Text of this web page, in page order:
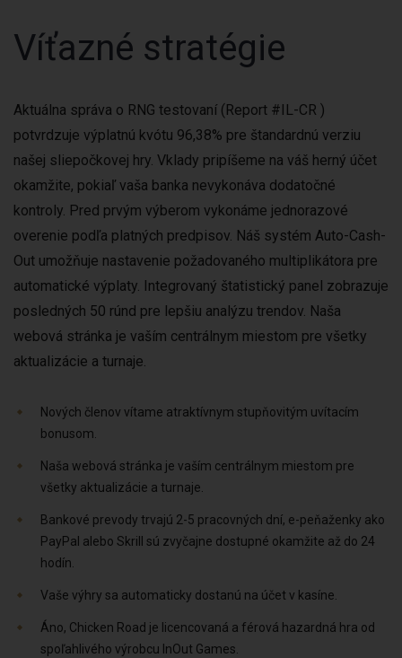
Víťazné stratégie
Aktuálna správa o RNG testovaní (Report #IL-CR )
potvrdzuje výplatnú kvótu 96,38% pre štandardnú verziu
našej sliepočkovej hry. Vklady pripíšeme na váš herný účet
okamžite, pokiaľ vaša banka nevykonáva dodatočné
kontroly. Pred prvým výberom vykonáme jednorazové
overenie podľa platných predpisov. Náš systém Auto-Cash-
Out umožňuje nastavenie požadovaného multiplikátora pre
automatické výplaty. Integrovaný štatistický panel zobrazuje
posledných 50 rúnd pre lepšiu analýzu trendov. Naša
webová stránka je vaším centrálnym miestom pre všetky
aktualizácie a turnaje.
Nových členov vítame atraktívnym stupňovitým uvítacím
bonusom.
Naša webová stránka je vaším centrálnym miestom pre
všetky aktualizácie a turnaje.
Bankové prevody trvajú 2-5 pracovných dní, e-peňaženky ako
PayPal alebo Skrill sú zvyčajne dostupné okamžite až do 24
hodín.
Vaše výhry sa automaticky dostanú na účet v kasíne.
Áno, Chicken Road je licencovaná a férová hazardná hra od
spoľahlivého výrobcu InOut Games.